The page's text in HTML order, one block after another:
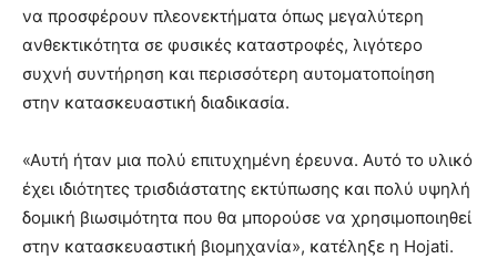
να προσφέρουν πλεονεκτήματα όπως μεγαλύτερη
ανθεκτικότητα σε φυσικές καταστροφές, λιγότερο
συχνή συντήρηση και περισσότερη αυτοματοποίηση
στην κατασκευαστική διαδικασία.
«Αυτή ήταν μια πολύ επιτυχημένη έρευνα. Αυτό το υλικό
έχει ιδιότητες τρισδιάστατης εκτύπωσης και πολύ υψηλή
δομική βιωσιμότητα που θα μπορούσε να χρησιμοποιηθεί
στην κατασκευαστική βιομηχανία», κατέληξε η Hojati.